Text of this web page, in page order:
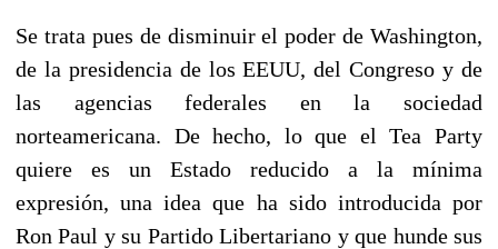
Se trata pues de disminuir el poder de Washington,
de la presidencia de los EEUU, del Congreso y de
las agencias federales en la sociedad
norteamericana. De hecho, lo que el Tea Party
quiere es un Estado reducido a la mínima
expresión, una idea que ha sido introducida por
Ron Paul y su Partido Libertariano y que hunde sus